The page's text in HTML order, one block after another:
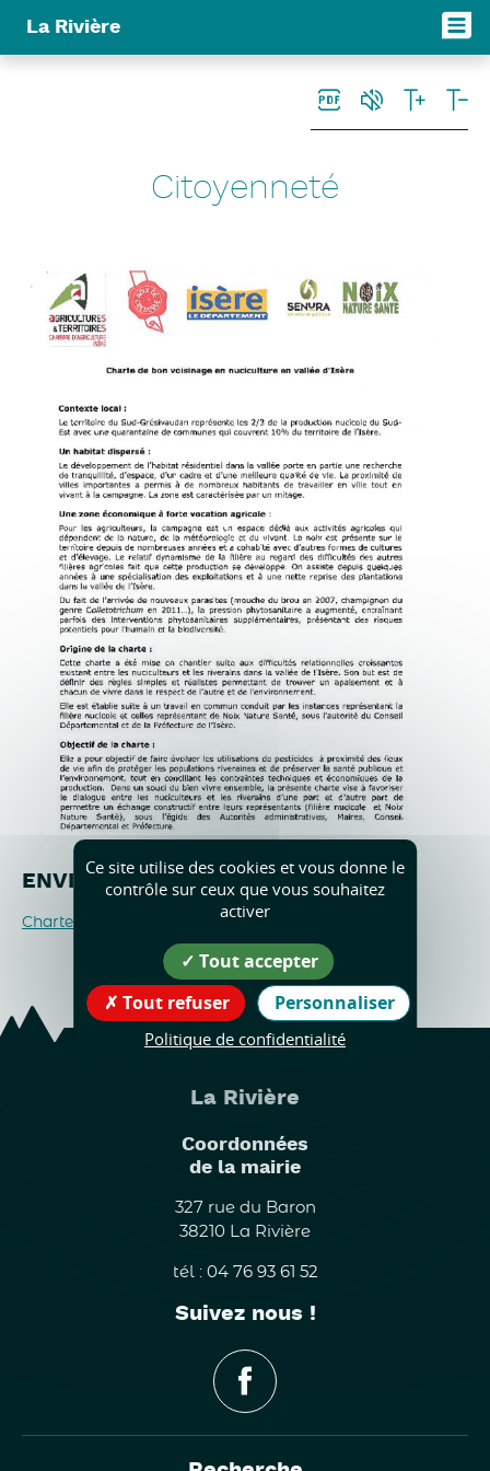
La Rivière
Citoyenneté
ENVIRONNEMENT
Charte de bon voisinage en nuciculture
La Rivière
Coordonnées
de la mairie
327 rue du Baron
38210 La Rivière
tél : 04 76 93 61 52
Suivez nous !
Ce site utilise des cookies et vous donne le
contrôle sur ceux que vous souhaitez
activer
Tout accepter
Tout refuser
Personnaliser
Politique de confidentialité